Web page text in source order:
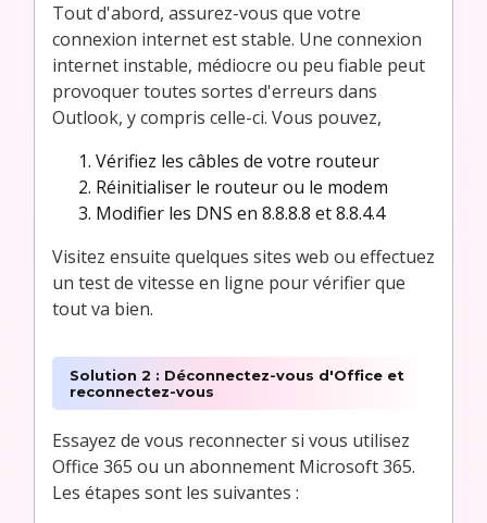
Tout d'abord, assurez-vous que votre
connexion internet est stable. Une connexion
internet instable, médiocre ou peu fiable peut
provoquer toutes sortes d'erreurs dans
Outlook, y compris celle-ci. Vous pouvez,
Vérifiez les câbles de votre routeur
Réinitialiser le routeur ou le modem
Modifier les DNS en 8.8.8.8 et 8.8.4.4
Visitez ensuite quelques sites web ou effectuez
un test de vitesse en ligne pour vérifier que
tout va bien.
Solution 2 : Déconnectez-vous d'Office et
reconnectez-vous
Essayez de vous reconnecter si vous utilisez
Office 365 ou un abonnement Microsoft 365.
Les étapes sont les suivantes :